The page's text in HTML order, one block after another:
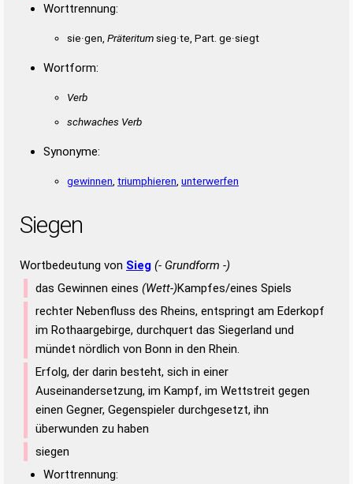
Worttrennung:
sie·gen, Präteritum sieg·te, Part. ge·siegt
Wortform:
Verb
schwaches Verb
Synonyme:
gewinnen triumphieren unterwerfen
Siegen
Wortbedeutung von Sieg (- Grundform -)
das Gewinnen eines (Wett-)Kampfes/eines Spiels
rechter Nebenfluss des Rheins, entspringt am Ederkopf
im Rothaargebirge, durchquert das Siegerland und
mündet nördlich von Bonn in den Rhein.
Erfolg, der darin besteht, sich in einer
Auseinandersetzung, im Kampf, im Wettstreit gegen
einen Gegner, Gegenspieler durchgesetzt, ihn
überwunden zu haben
siegen
Worttrennung: